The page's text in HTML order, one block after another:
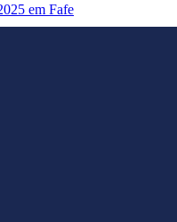
em Fafe